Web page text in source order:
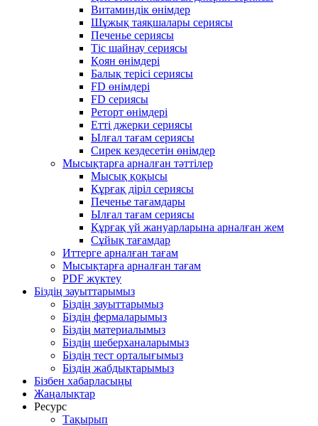
Витаминдік өнімдер
Шұжық таяқшалары сериясы
Печенье сериясы
Тіс шайнау сериясы
Қоян өнімдері
Балық терісі сериясы
FD өнімдері
FD сериясы
Реторт өнімдері
Етті джерки сериясы
Ылғал тағам сериясы
Сирек кездесетін өнімдер
Мысықтарға арналған тәттілер
Мысық қоқысы
Құрғақ діріл сериясы
Печенье тағамдары
Ылғал тағам сериясы
Құрғақ үй жануарларына арналған жем
Сұйық тағамдар
Иттерге арналған тағам
Мысықтарға арналған тағам
PDF жүктеу
Біздің зауыттарымыз
Біздің зауыттарымыз
Біздің фермаларымыз
Біздің материалымыз
Біздің шеберханаларымыз
Біздің тест орталығымыз
Біздің жабдықтарымыз
Бізбен хабарласыңы
Жаңалықтар
Ресурс
Тақырып